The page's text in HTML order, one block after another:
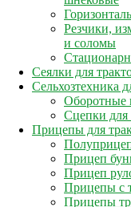
Резчики,
и соломы
Сеялки для
Сельхозтехника
Оборотные
Сцепки для
Прицепы для
Прицеп
Прицеп
Прицепы с
Прицепы